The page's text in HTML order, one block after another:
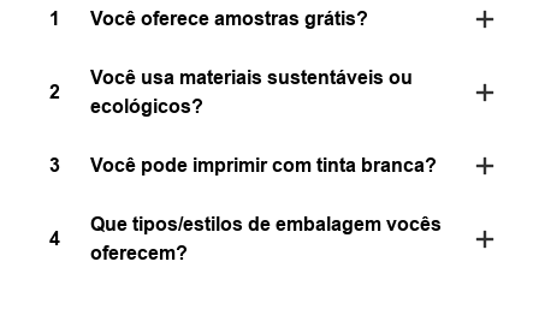
1 Você oferece amostras grátis?
2
Você usa materiais sustentáveis ​​ou
ecológicos?
3 Você pode imprimir com tinta branca?
4
Que tipos/estilos de embalagem vocês
oferecem?